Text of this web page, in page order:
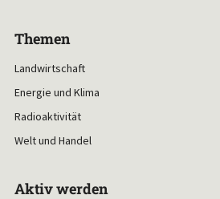
Themen
Landwirtschaft
Energie und Klima
Radioaktivität
Welt und Handel
Aktiv werden